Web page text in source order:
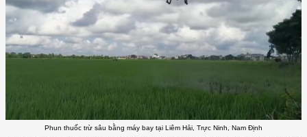
Phun thuốc trừ sâu bằng máy bay tại Liêm Hải, Trực Ninh, Nam Định